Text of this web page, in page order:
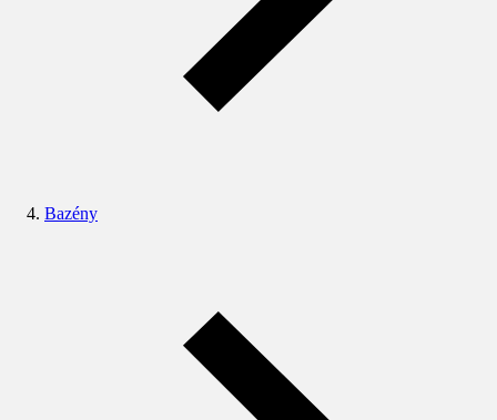
Bazény